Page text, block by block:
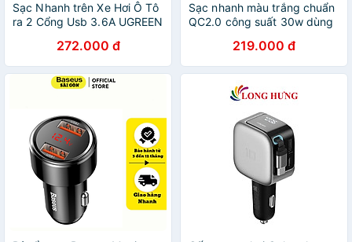
Sạc Nhanh trên Xe Hơi Ô Tô
ra 2 Cổng Usb 3.6A UGREEN
272.000 đ
Sạc nhanh màu trắng chuẩn
QC2.0 công suất 30w dùng
20758Cd114 Hàng chính
hãng
219.000 đ